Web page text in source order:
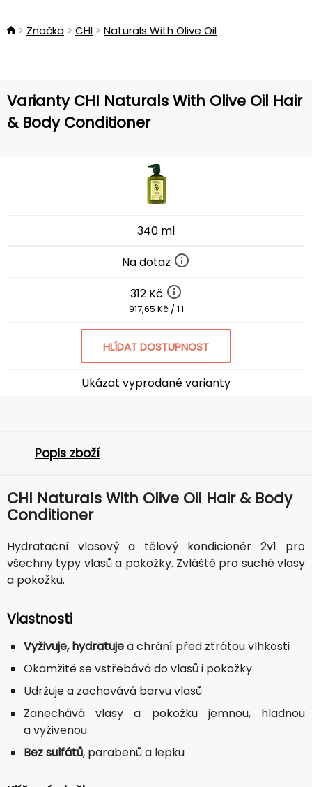
Značka CHI Naturals With Olive Oil
Varianty CHI Naturals With Olive Oil Hair
& Body Conditioner
340 ml
Na dotaz
312 Kč
917,65 Kč / 1 l
HLÍDAT DOSTUPNOST
Ukázat vyprodané varianty
Popis zboží
CHI Naturals With Olive Oil Hair & Body
Conditioner
Hydratační vlasový a tělový kondicionér 2v1 pro
všechny typy vlasů a pokožky. Zvláště pro suché vlasy
a pokožku.
Vlastnosti
Vyživuje, hydratujea chrání před ztrátou vlhkosti
Okamžitě se vstřebává do vlasů i pokožky
Udržuje a zachovává barvu vlasů
Zanechává vlasy a pokožku jemnou, hladnou
a vyživenou
Bez sulfátů, parabenů a lepku